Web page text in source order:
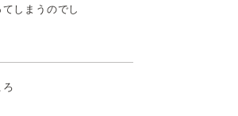
しまうのでし
ろ